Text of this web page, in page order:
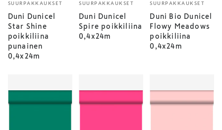
SUURPAKKAUKSET
Duni Dunicel
Star Shine
poikkiliina
punainen
0,4x24m
SUURPAKKAUKSET
Duni Dunicel
Spire poikkiliina
0,4x24m
SUURPAKKAUKSET
Duni Bio Dunicel
Flowy Meadows
poikkiliina
0,4x24m